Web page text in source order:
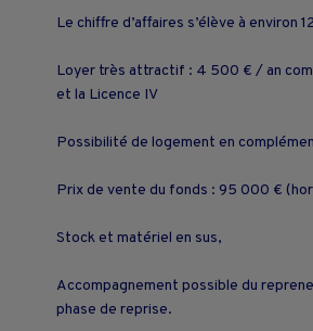
Le chiffre d’affaires s’élève à environ
Loyer très attractif : 4 500 € / an
et la Licence IV
Possibilité de logement en
Prix de vente du fonds : 95 000 €
Stock et matériel en sus,
Accompagnement possible du
phase de reprise.